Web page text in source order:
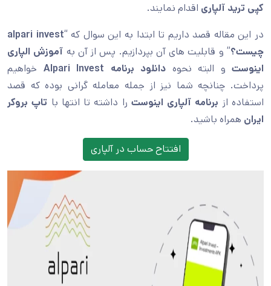
کپی ترید آلپاری اقدام نمایند.
در این مقاله قصد داریم تا ابتدا به این سوال که “alpari invest
چیست؟” و قابلیت های آن بپردازیم. پس از آن به آموزش الپاری
اینوست و البته نحوه دانلود برنامه Alpari Invest
خواهیم
پرداخت. چنانچه شما نیز از جمله معامله گرانی بوده که قصد
استفاده از برنامه آلپاری اینوست را داشته تا انتها با تاپ بروکر
ایران همراه باشید.
افتتاح حساب در آلپاری